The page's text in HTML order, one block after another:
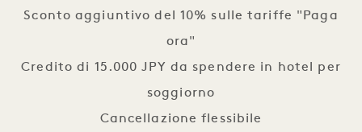
Sconto aggiuntivo del 10% sulle tariffe "Paga
ora"
Credito di 15.000 JPY da spendere in hotel per
soggiorno
Cancellazione flessibile